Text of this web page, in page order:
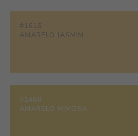
#1616
AMARELO JASMIM
#1468
AMARELO MIMOSA